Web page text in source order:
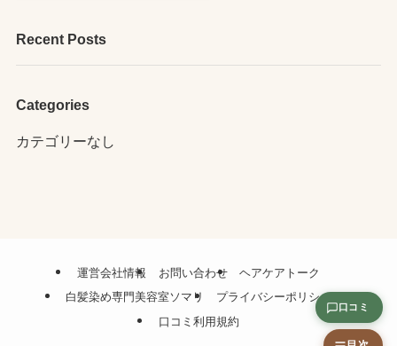
Recent Posts
Categories
カテゴリーなし
運営会社情報 お問い合わせ
ヘアケアトーク
白髪染め専門美容室ソマリ
プライバシーポリシー
口コミ利用規約
口コミ